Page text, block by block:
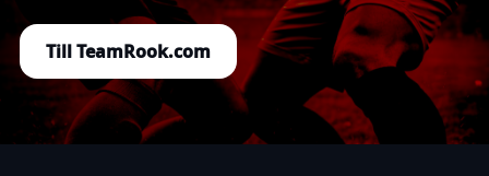
Till TeamRook.com